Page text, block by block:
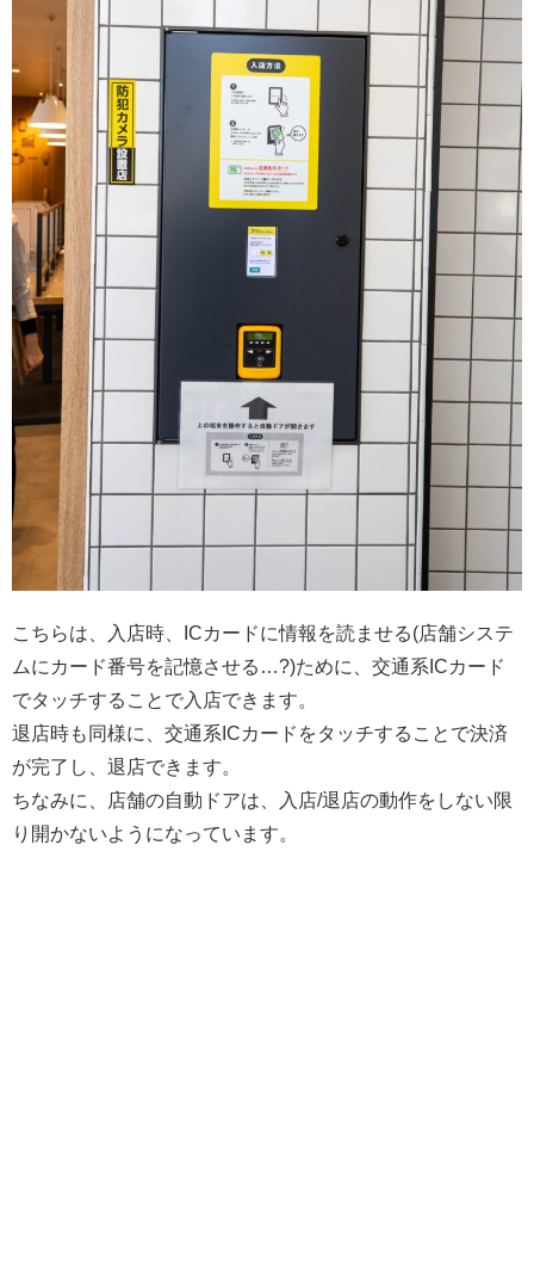
こちらは、入店時、ICカードに情報を読ませる(店舗システ
ムにカード番号を記憶させる…?)ために、交通系ICカード
でタッチすることで入店できます。
退店時も同様に、交通系ICカードをタッチすることで決済
が完了し、退店できます。
ちなみに、店舗の自動ドアは、入店/退店の動作をしない限
り開かないようになっています。